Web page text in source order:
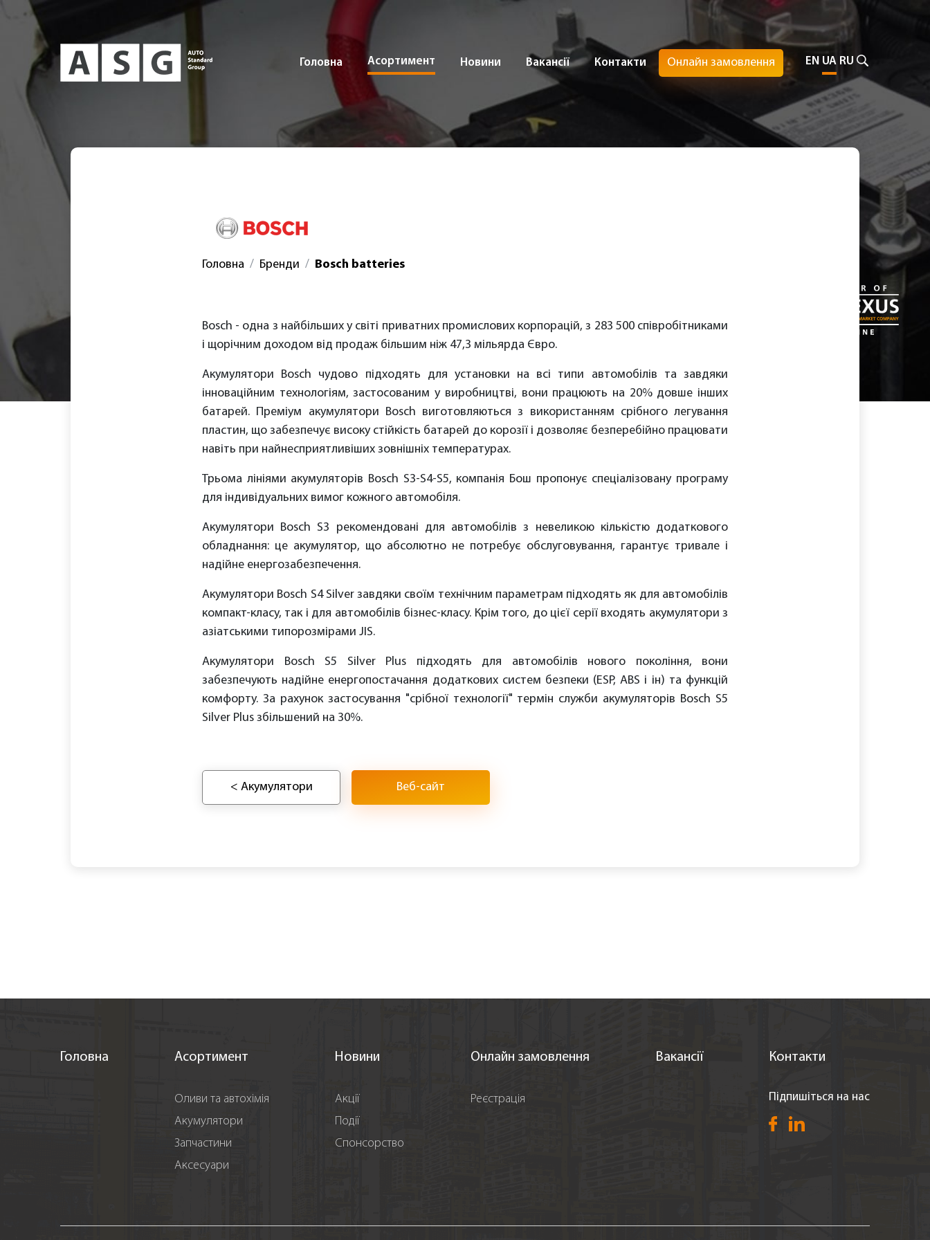
Головна Асортимент Новини Вакансії Контакти Онлайн замовлення EN UA RU
Головна Бренди Bosch batteries
Bosch - одна з найбільших у світі приватних промислових корпорацій, з 283 500 співробітниками
і щорічним доходом від продаж більшим ніж 47,3 мільярда Євро.
Акумулятори Bosch чудово підходять для установки на всі типи автомобілів та завдяки
інноваційним технологіям, застосованим у виробництві, вони працюють на 20% довше інших
батарей. Преміум акумулятори Bosch виготовляються з використанням срібного легування
пластин, що забезпечує високу стійкість батарей до корозії і дозволяє безперебійно працювати
навіть при найнесприятливіших зовнішніх температурах.
Трьома лініями акумуляторів Bosch S3-S4-S5, компанія Бош пропонує спеціалізовану програму
для індивідуальних вимог кожного автомобіля.
Акумулятори Bosch S3 рекомендовані для автомобілів з невеликою кількістю додаткового
обладнання: це акумулятор, що абсолютно не потребує обслуговування, гарантує тривале і
надійне енергозабезпечення.
Акумулятори Bosch S4 Silver завдяки своїм технічним параметрам підходять як для автомобілів
компакт-класу, так і для автомобілів бізнес-класу. Крім того, до цієї серії входять акумулятори з
азіатськими типорозмірами JIS.
Акумулятори Bosch S5 Silver Plus підходять для автомобілів нового покоління, вони
забезпечують надійне енергопостачання додаткових систем безпеки (ESP, ABS і ін) та функцій
комфорту. За рахунок застосування "срібної технології" термін служби акумуляторів Bosch S5
Silver Plus збільшений на 30%.
< Акумулятори Веб-сайт
Головна Асортимент
Оливи та автохімія
Акумулятори
Запчастини
Аксесуари
Новини
Акції
Події
Спонсорство
Онлайн замовлення
Реєстрація
Вакансії Контакти
Підпишіться на нас